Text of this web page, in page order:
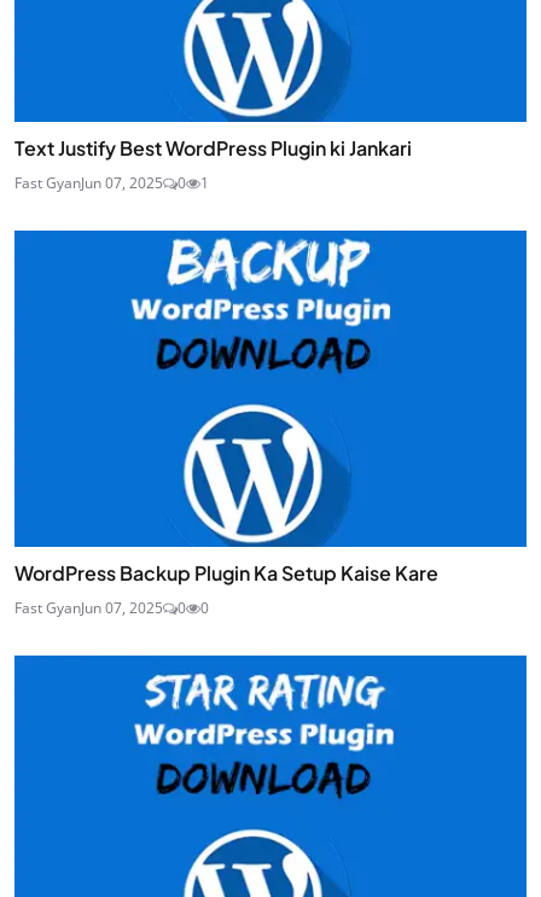
Text Justify Best WordPress Plugin ki Jankari
Fast GyanJun 07, 2025 0 1
WordPress Backup Plugin Ka Setup Kaise Kare
Fast GyanJun 07, 2025 0 0